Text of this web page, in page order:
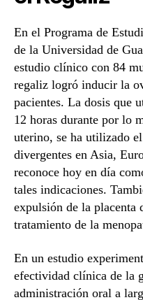
En el Programa de
de la Universidad de
estudio clínico con 84
regaliz logró inducir la
pacientes. La dosis que
12 horas durante por lo
uterino, se ha utilizado
divergentes en Asia,
reconoce hoy en día
tales indicaciones.
expulsión de la placenta
tratamiento de la
En un estudio
efectividad clínica de la
administración oral a